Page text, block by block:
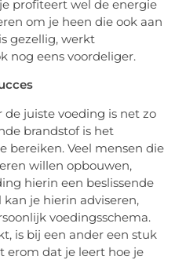
profiteert wel de energie
om je heen die ook aan
gezellig, werkt
nog eens voordeliger.
de juiste voeding is net zo
brandstof is het
bereiken. Veel mensen die
willen opbouwen,
hierin een beslissende
kan je hierin adviseren,
voedingsschema.
is bij een ander een stuk
erom dat je leert hoe je